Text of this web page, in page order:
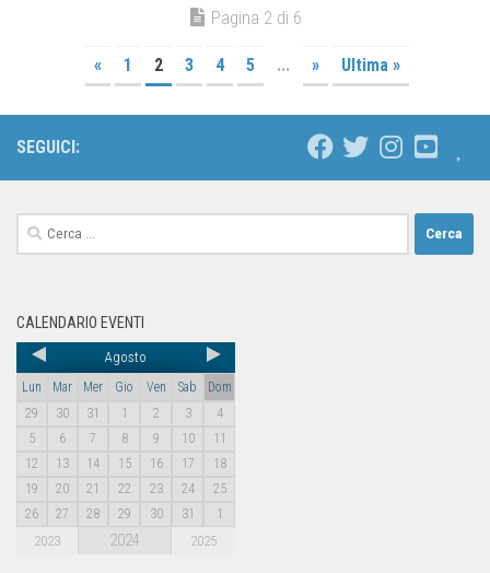
Pagina 2 di 6
« 1 2 3 4 5 ... » Ultima »
SEGUICI:
CALENDARIO EVENTI
Agosto
Lun Mar Mer Gio Ven Sab
Dom
29
30 31 1 2 3
4
5
6 7 8 9 10
11
12
13 14 15 16 17
18
19
20 21 22 23 24
25
26
27 28 29 30 31 1
2023 2024 2025